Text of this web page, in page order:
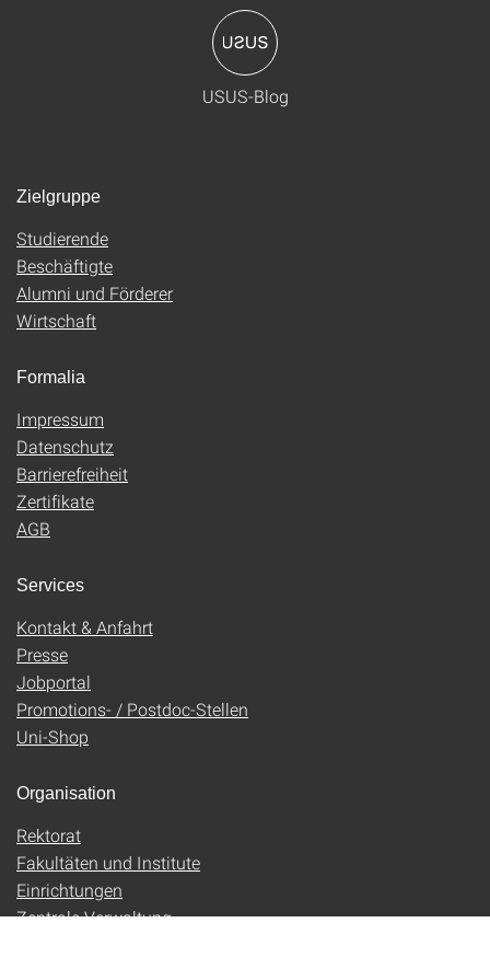
USUS-Blog
Zielgruppe
Studierende
Beschäftigte
Alumni und Förderer
Wirtschaft
Formalia
Impressum
Datenschutz
Barrierefreiheit
Zertifikate
AGB
Services
Kontakt & Anfahrt
Presse
Jobportal
Promotions- / Postdoc-Stellen
Uni-Shop
Organisation
Rektorat
Fakultäten und Institute
Einrichtungen
Zentrale Verwaltung